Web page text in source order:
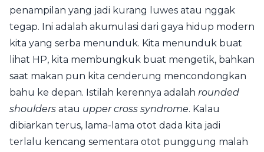
penampilan yang jadi kurang luwes atau nggak
tegap. Ini adalah akumulasi dari gaya hidup modern
kita yang serba menunduk. Kita menunduk buat
lihat HP, kita membungkuk buat mengetik, bahkan
saat makan pun kita cenderung mencondongkan
bahu ke depan. Istilah kerennya adalah rounded
shoulders atau upper cross syndrome. Kalau
dibiarkan terus, lama-lama otot dada kita jadi
terlalu kencang sementara otot punggung malah